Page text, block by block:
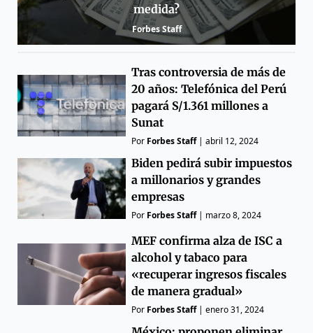
medida?
Forbes Staff
Tras controversia de más de
20 años: Telefónica del Perú
pagará S/1.361 millones a
Sunat
Por Forbes Staff|abril 12, 2024
Biden pedirá subir impuestos
a millonarios y grandes
empresas
Por Forbes Staff| marzo 8, 2024
MEF confirma alza de ISC a
alcohol y tabaco para
«recuperar ingresos fiscales
de manera gradual»
Por Forbes Staff|enero 31, 2024